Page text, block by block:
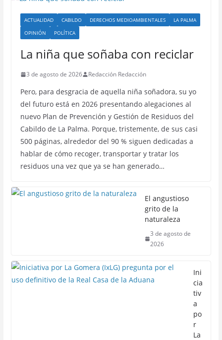
ACTUALIDAD CABILDO DERECHOS MEDIOAMBIENTALES
LA PALMA
OPINIÓN
POLÍTICA
La niña que soñaba con reciclar
3 de agosto de 2026 Redacción Redacción
Pero, para desgracia de aquella niña soñadora, su yo
del futuro está en 2026 presentando alegaciones al
nuevo Plan de Prevención y Gestión de Residuos del
Cabildo de La Palma. Porque, tristemente, de sus casi
500 páginas, alrededor del 90 % siguen dedicadas a
hablar de cómo recoger, transportar y tratar los
residuos una vez que ya se han generado…
El angustioso
grito de la
naturaleza
3 de agosto de
2026
Ini
cia
tiv
a
po
r
La